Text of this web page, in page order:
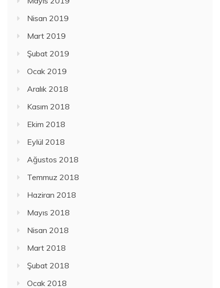
Nisan 2019
Mart 2019
Şubat 2019
Ocak 2019
Aralık 2018
Kasım 2018
Ekim 2018
Eylül 2018
Ağustos 2018
Temmuz 2018
Haziran 2018
Mayıs 2018
Nisan 2018
Mart 2018
Şubat 2018
Ocak 2018